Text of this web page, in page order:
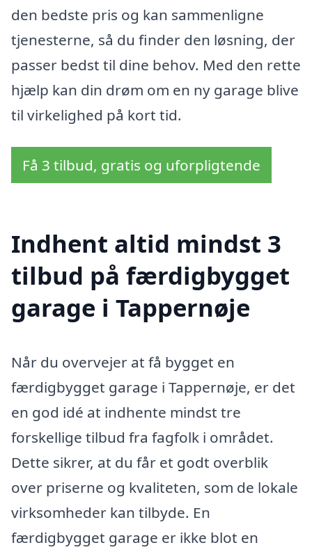
den bedste pris og kan sammenligne
tjenesterne, så du finder den løsning, der
passer bedst til dine behov. Med den rette
hjælp kan din drøm om en ny garage blive
til virkelighed på kort tid.
Få 3 tilbud, gratis og uforpligtende
Indhent altid mindst 3
tilbud på færdigbygget
garage i Tappernøje
Når du overvejer at få bygget en
færdigbygget garage i Tappernøje, er det
en god idé at indhente mindst tre
forskellige tilbud fra fagfolk i området.
Dette sikrer, at du får et godt overblik
over priserne og kvaliteten, som de lokale
virksomheder kan tilbyde. En
færdigbygget garage er ikke blot en